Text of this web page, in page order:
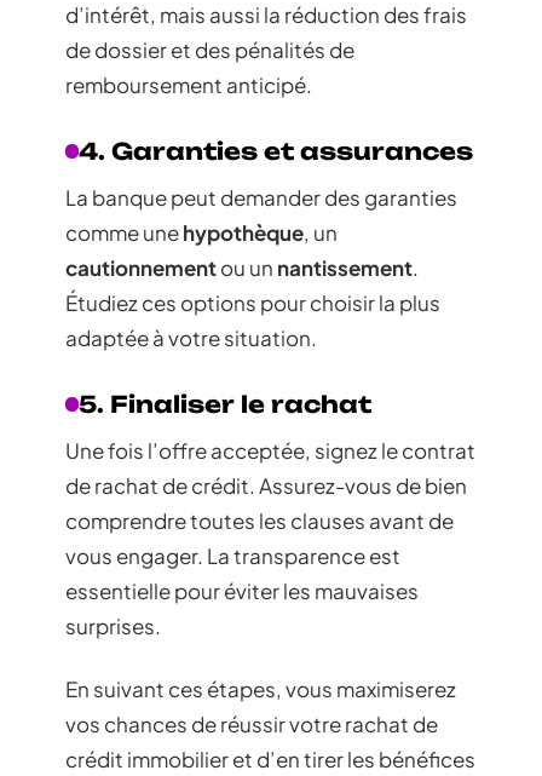
d’intérêt, mais aussi la réduction des frais
de dossier et des pénalités de
remboursement anticipé.
4. Garanties et assurances
La banque peut demander des garanties
comme unehypothèque, un
cautionnementou un nantissement.
Étudiez ces options pour choisir la plus
adaptée à votre situation.
5. Finaliser le rachat
Une fois l’offre acceptée, signez le contrat
de rachat de crédit. Assurez-vous de bien
comprendre toutes les clauses avant de
vous engager. La transparence est
essentielle pour éviter les mauvaises
surprises.
En suivant ces étapes, vous maximiserez
vos chances de réussir votre rachat de
crédit immobilier et d’en tirer les bénéfices